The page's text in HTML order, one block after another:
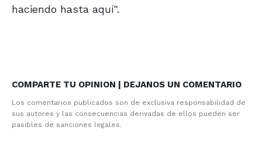
haciendo hasta aquí".
COMPARTE TU OPINION | DEJANOS UN COMENTARIO
Los comentarios publicados son de exclusiva responsabilidad de
sus autores y las consecuencias derivadas de ellos pueden ser
pasibles de sanciones legales.